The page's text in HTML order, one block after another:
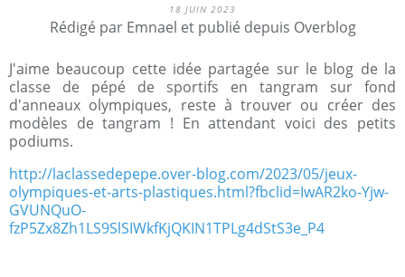
18 JUIN 2023
Rédigé par Emnael et publié depuis Overblog
J'aime beaucoup cette idée partagée sur le blog de la
classe de pépé de sportifs en tangram sur fond
d'anneaux olympiques, reste à trouver ou créer des
modèles de tangram ! En attendant voici des petits
podiums.
http://laclassedepepe.over-blog.com/2023/05/jeux-
olympiques-et-arts-plastiques.html?fbclid=IwAR2ko-Yjw-
GVUNQuO-
fzP5Zx8Zh1LS9SlSIWkfKjQKIN1TPLg4dStS3e_P4